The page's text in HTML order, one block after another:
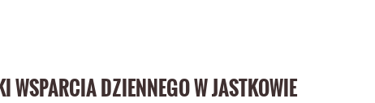
WSPARCIA DZIENNEGO W JASTKOWIE